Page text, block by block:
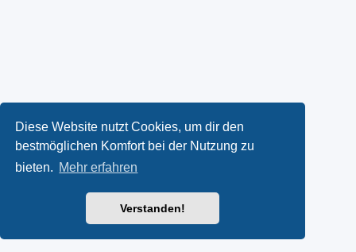
Diese Website nutzt Cookies, um dir den
bestmöglichen Komfort bei der Nutzung zu
bieten. Mehr erfahren
Verstanden!